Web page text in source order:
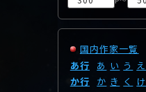
国内作家一覧
あ行
あ い う え
か行
か き く け